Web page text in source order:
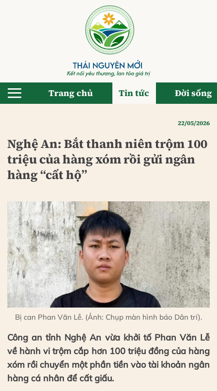
Trang chủ Tin tức Đời sống
22/05/2026
Nghệ An: Bắt thanh niên trộm 100
triệu của hàng xóm rồi gửi ngân
hàng “cất hộ”
Bị can Phan Văn Lễ. (Ảnh: Chụp màn hình báo Dân trí).
Công an tỉnh Nghệ An vừa khởi tố Phan Văn Lễ
về hành vi trộm cắp hơn 100 triệu đồng của hàng
xóm rồi chuyển một phần tiền vào tài khoản ngân
hàng cá nhân để cất giấu.